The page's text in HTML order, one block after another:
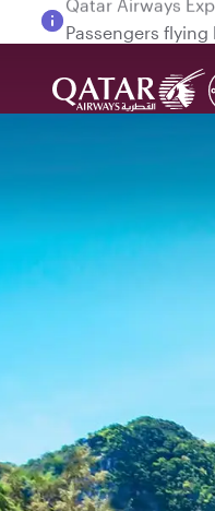
Passengers